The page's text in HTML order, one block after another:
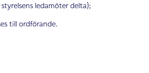
ledamöter delta);
till ordförande.